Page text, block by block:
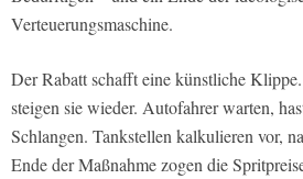
Verteuerungsmaschine.
Der Rabatt schafft eine künstliche
steigen sie wieder. Autofahrer warten,
Schlangen. Tankstellen kalkulieren vor,
Ende der Maßnahme zogen die